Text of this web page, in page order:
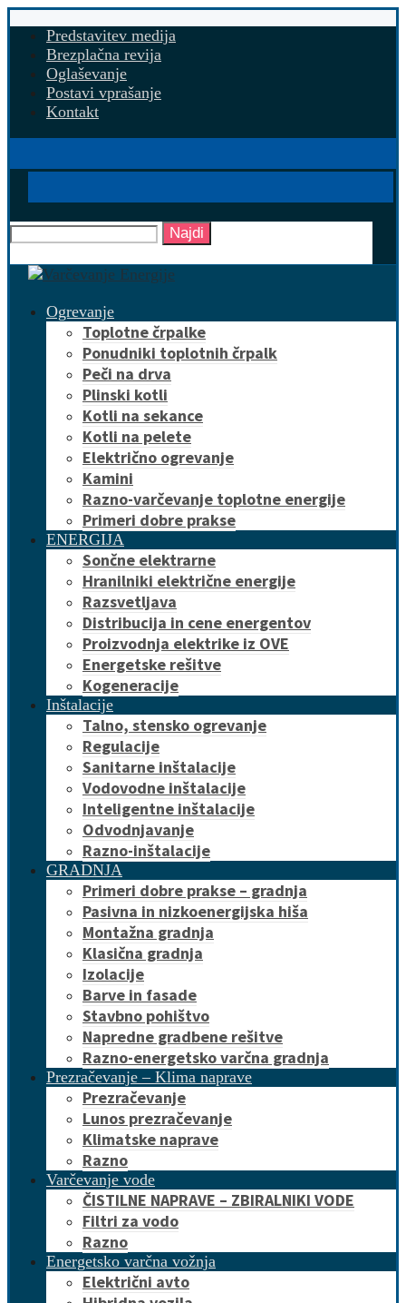
Predstavitev medija
Brezplačna revija
Oglaševanje
Postavi vprašanje
Kontakt
Najdi
Ogrevanje
Toplotne črpalke
Ponudniki toplotnih črpalk
Peči na drva
Plinski kotli
Kotli na sekance
Kotli na pelete
Električno ogrevanje
Kamini
Razno-varčevanje toplotne energije
Primeri dobre prakse
ENERGIJA
Sončne elektrarne
Hranilniki električne energije
Razsvetljava
Distribucija in cene energentov
Proizvodnja elektrike iz OVE
Energetske rešitve
Kogeneracije
Inštalacije
Talno, stensko ogrevanje
Regulacije
Sanitarne inštalacije
Vodovodne inštalacije
Inteligentne inštalacije
Odvodnjavanje
Razno-inštalacije
GRADNJA
Primeri dobre prakse – gradnja
Pasivna in nizkoenergijska hiša
Montažna gradnja
Klasična gradnja
Izolacije
Barve in fasade
Stavbno pohištvo
Napredne gradbene rešitve
Razno-energetsko varčna gradnja
Prezračevanje – Klima naprave
Prezračevanje
Lunos prezračevanje
Klimatske naprave
Razno
Varčevanje vode
ČISTILNE NAPRAVE – ZBIRALNIKI VODE
Filtri za vodo
Razno
Energetsko varčna vožnja
Električni avto